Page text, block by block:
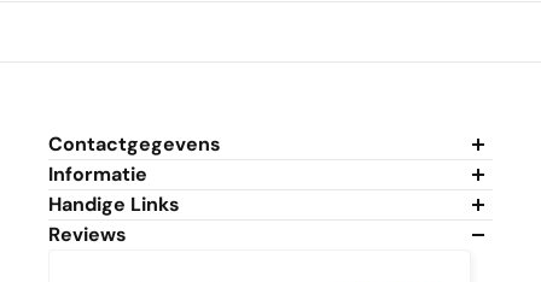
Contactgegevens
Informatie
Algemene Voorwaarden
Privacybeleid
Handige Links
Mijn Account
Reviews